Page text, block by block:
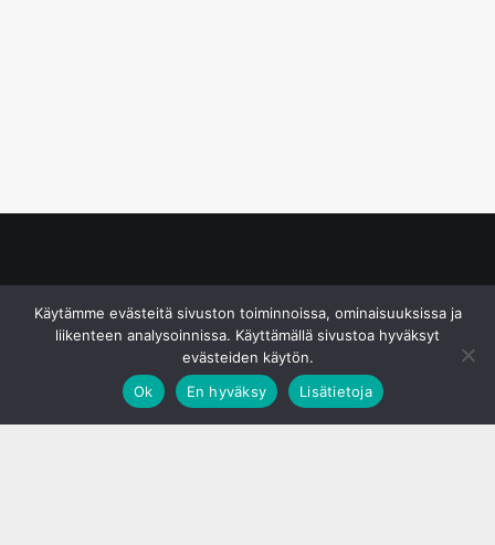
Käytämme evästeitä sivuston toiminnoissa, ominaisuuksissa ja
liikenteen analysoinnissa. Käyttämällä sivustoa hyväksyt
evästeiden käytön.
Ok
En hyväksy Lisätietoja